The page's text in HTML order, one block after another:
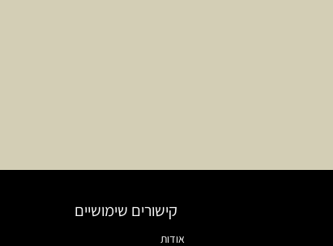
קישורים שימושיים
אודות